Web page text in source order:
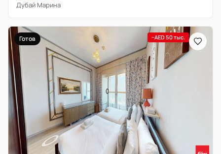
Дубай Марина
Готов −AED 50 тыс.